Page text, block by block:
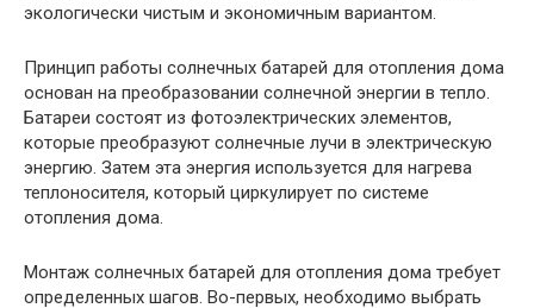
экологически чистым и экономичным вариантом.
Принцип работы солнечных батарей для отопления дома
основан на преобразовании солнечной энергии в тепло.
Батареи состоят из фотоэлектрических элементов,
которые преобразуют солнечные лучи в электрическую
энергию. Затем эта энергия используется для нагрева
теплоносителя, который циркулирует по системе
отопления дома.
Монтаж солнечных батарей для отопления дома требует
определенных шагов. Во-первых, необходимо выбрать